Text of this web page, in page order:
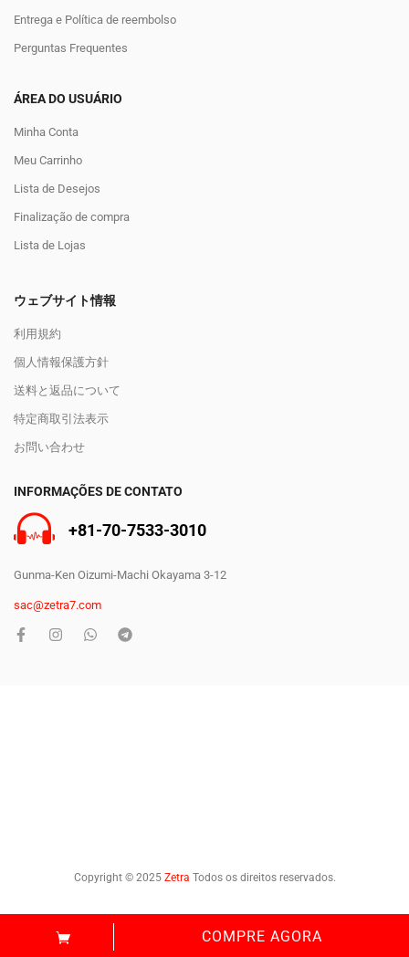
COMPRE AGORA
Entrega e Política de reembolso
Perguntas Frequentes
ÁREA DO USUÁRIO
Minha Conta
Meu Carrinho
Lista de Desejos
Finalização de compra
Lista de Lojas
ウェブサイト情報
利用規約
個人情報保護方針
送料と返品について
特定商取引法表示
お問い合わせ
INFORMAÇÕES DE CONTATO
+81-70-7533-3010
Gunma-Ken Oizumi-Machi Okayama 3-12
sac@zetra7.com
Copyright © 2025 Zetra Todos os direitos reservados.